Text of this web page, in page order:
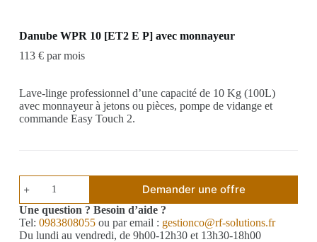
Danube WPR 10 [ET2 E P] avec monnayeur
113 € par mois
Lave-linge professionnel d’une capacité de 10 Kg (100L)
avec monnayeur à jetons ou pièces, pompe de vidange et
commande Easy Touch 2.
Demander une offre
Une question ? Besoin d’aide ?
Tel: 0983808055ou par email : gestionco@rf-solutions.fr
Du lundi au vendredi, de 9h00-12h30 et 13h30-18h00